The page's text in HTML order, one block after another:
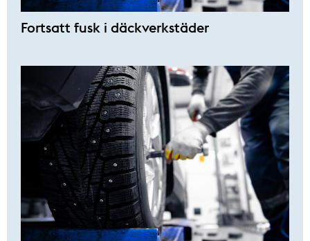
Fortsatt fusk i däckverkstäder